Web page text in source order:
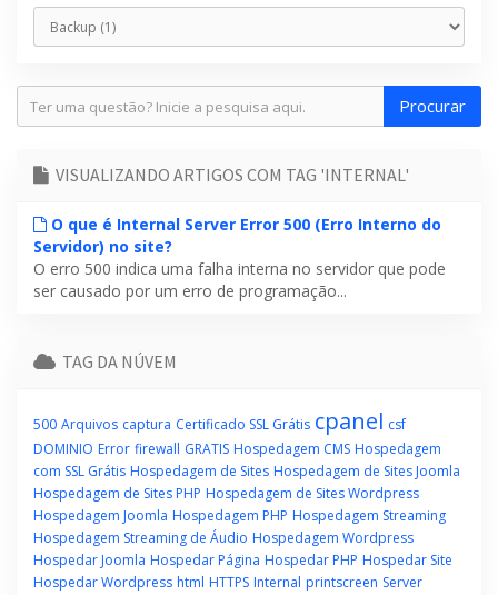
VISUALIZANDO ARTIGOS COM TAG 'INTERNAL'
O que é Internal Server Error 500 (Erro Interno do
Servidor) no site?
O erro 500 indica uma falha interna no servidor que pode
ser causado por um erro de programação...
TAG DA NÚVEM
500 Arquivos captura Certificado SSL Grátis cpanel csf
DOMINIO Error firewall GRATIS Hospedagem CMS Hospedagem
com SSL Grátis Hospedagem de Sites Hospedagem de Sites Joomla
Hospedagem de Sites PHP Hospedagem de Sites Wordpress
Hospedagem Joomla Hospedagem PHP Hospedagem Streaming
Hospedagem Streaming de Áudio Hospedagem Wordpress
Hospedar Joomla Hospedar Página Hospedar PHP Hospedar Site
Hospedar Wordpress html HTTPS Internal printscreen Server